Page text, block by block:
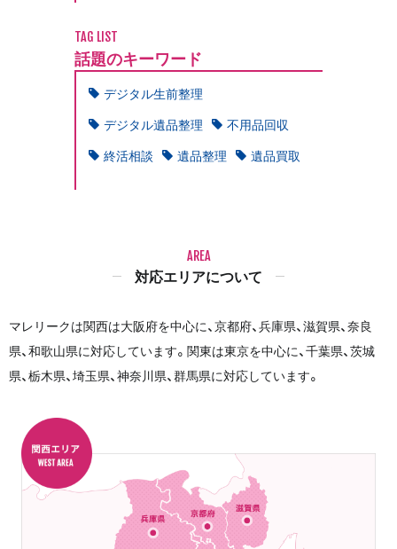
TAG LIST
話題のキーワード
デジタル生前整理
デジタル遺品整理
不用品回収
終活相談
遺品整理 遺品買取
AREA
対応エリアについて
マレリークは関西は大阪府を中心に、京都府、兵庫県、滋賀県、奈良
県、和歌山県に対応しています。関東は東京を中心に、千葉県、茨城
県、栃木県、埼玉県、神奈川県、群馬県に対応しています。